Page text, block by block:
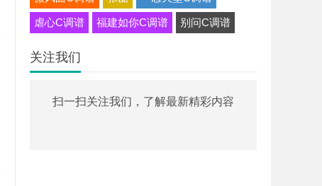
虐心C调谱 福建如你C调谱 别问C调谱
关注我们
扫一扫关注我们，了解最新精彩内容